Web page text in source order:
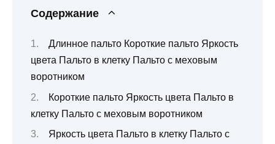
Содержание
Длинное пальто Короткие пальто Яркость
цвета Пальто в клетку Пальто с меховым
воротником
Короткие пальто Яркость цвета Пальто в
клетку Пальто с меховым воротником
Яркость цвета Пальто в клетку Пальто с